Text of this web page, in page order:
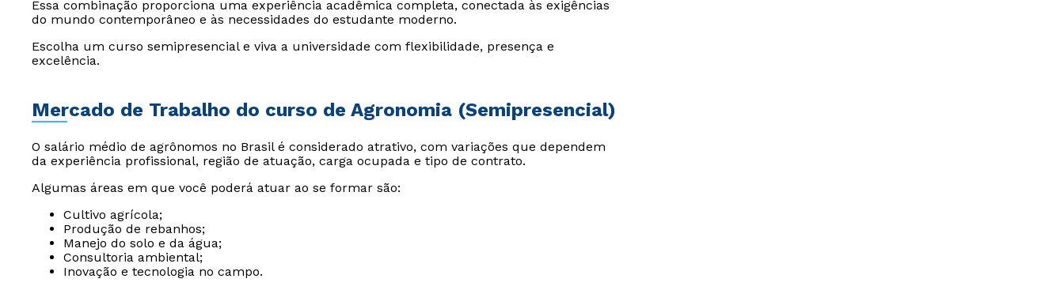
Essa combinação proporciona uma experiência acadêmica completa, conectada às exigências
do mundo contemporâneo e às necessidades do estudante moderno.
Escolha um curso semipresencial e viva a universidade com flexibilidade, presença e
excelência.
Mercado de Trabalho do curso de Agronomia (Semipresencial)
O salário médio de agrônomos no Brasil é considerado atrativo, com variações que dependem
da experiência profissional, região de atuação, carga ocupada e tipo de contrato.
Algumas áreas em que você poderá atuar ao se formar são:
Cultivo agrícola;
Produção de rebanhos;
Manejo do solo e da água;
Consultoria ambiental;
Inovação e tecnologia no campo.